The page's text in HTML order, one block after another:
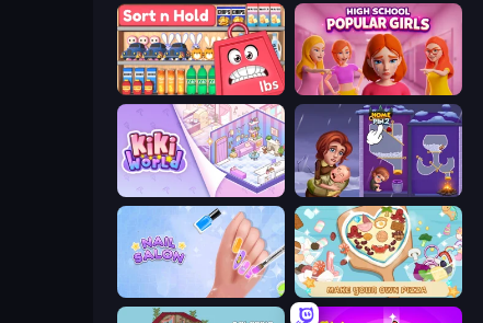
Sort n Hold
KiKi World Home Pin 2
Nail Salon ABC Pizza Maker